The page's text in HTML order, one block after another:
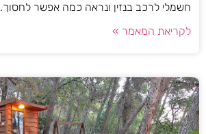
חשמלי לרכב בנזין ונראה כמה אפשר לחסוך.
לקריאת המאמר »